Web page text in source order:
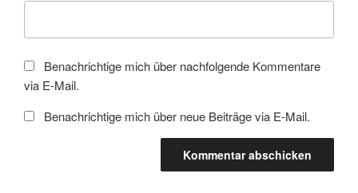
Benachrichtige mich über nachfolgende Kommentare
via E-Mail.
Benachrichtige mich über neue Beiträge via E-Mail.